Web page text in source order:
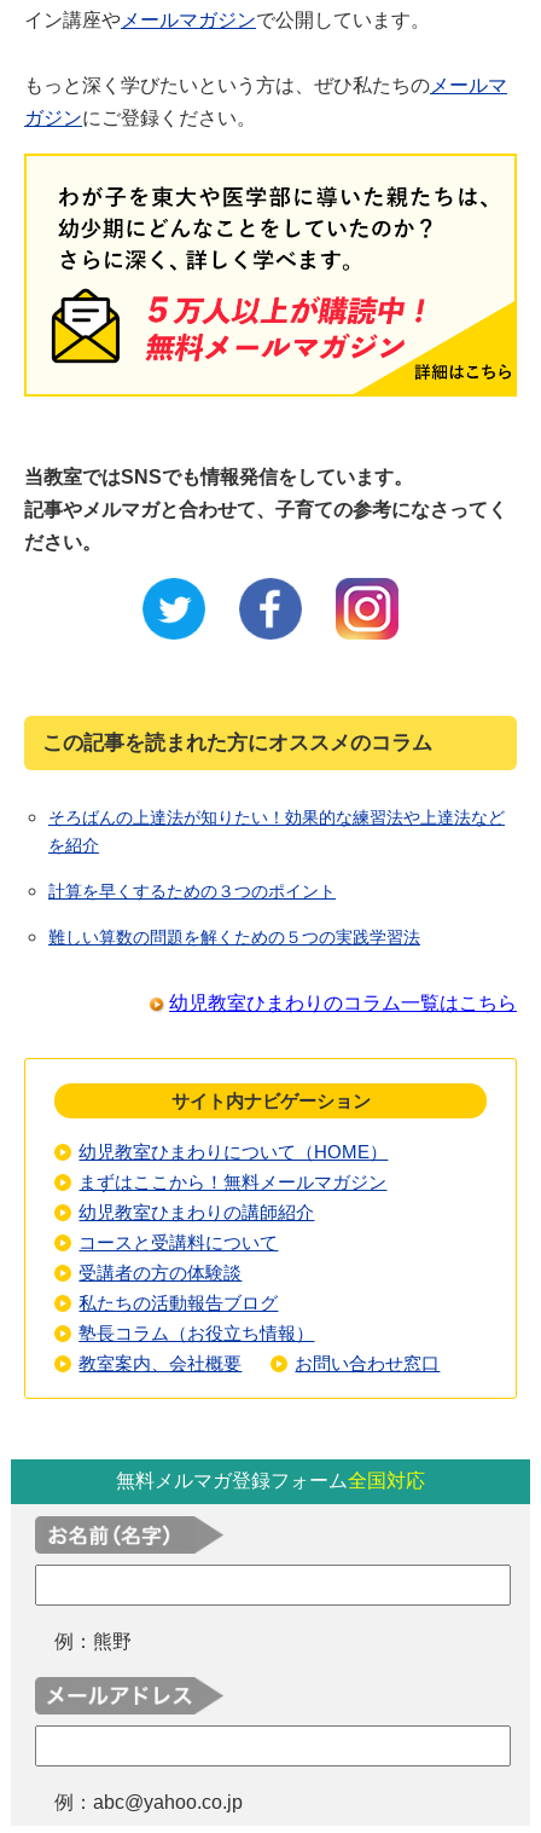
イン講座や メールマガジンで公開しています。
もっと深く学びたいという方は、ぜひ私たちの メールマ
ガジンにご登録ください。
当教室ではSNSでも情報発信をしています。
記事やメルマガと合わせて、子育ての参考になさってく
ださい。
この記事を読まれた方にオススメのコラム
そろばんの上達法が知りたい！効果的な練習法や上達法など
を紹介
計算を早くするための３つのポイント
難しい算数の問題を解くための５つの実践学習法
幼児教室ひまわりのコラム一覧はこちら
サイト内ナビゲーション
幼児教室ひまわりについて（HOME）
まずはここから！無料メールマガジン
幼児教室ひまわりの講師紹介
コースと受講料について
受講者の方の体験談
私たちの活動報告ブログ
塾長コラム（お役立ち情報）
教室案内、会社概要
お問い合わせ窓口
無料メルマガ登録フォーム全国対応
例：熊野
例：abc@yahoo.co.jp